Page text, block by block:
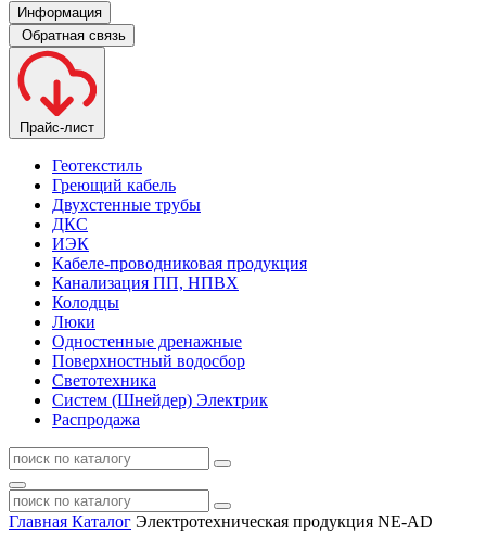
Информация
Обратная связь
Прайс-лист
Геотекстиль
Греющий кабель
Двухстенные трубы
ДКС
ИЭК
Кабеле-проводниковая продукция
Канализация ПП, НПВХ
Колодцы
Люки
Одностенные дренажные
Поверхностный водосбор
Светотехника
Систем (Шнейдер) Электрик
Распродажа
Главная Каталог Электротехническая продукция NE-AD